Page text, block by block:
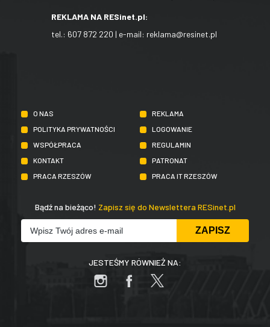
REKLAMA NA RESinet.pl:
tel.: 607 872 220 | e-mail: reklama@resinet.pl
O NAS
REKLAMA
POLITYKA PRYWATNOŚCI
LOGOWANIE
WSPÓŁPRACA
REGULAMIN
KONTAKT
PATRONAT
PRACA RZESZÓW
PRACA IT RZESZÓW
Bądź na bieżąco! Zapisz się do Newslettera RESinet.pl
JESTEŚMY RÓWNIEŻ NA: